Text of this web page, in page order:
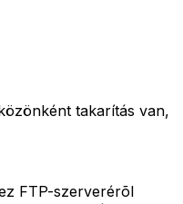
takarítás van,
FTP-szerverérõl